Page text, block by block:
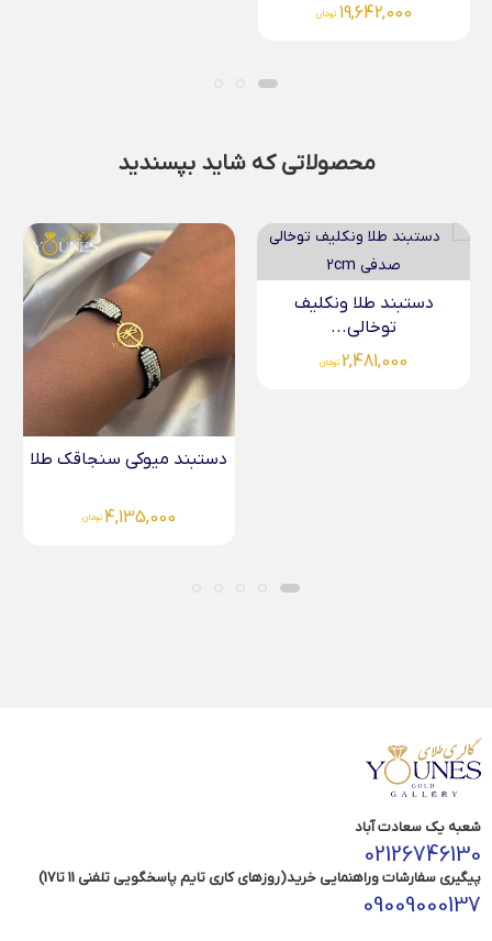
محصولاتی که شاید بپسندید
دستبند میوکی سفید آبی...
5,892,000
شعبه یک سعادت آباد
02126746130
پیگیری سفارشات وراهنمایی خرید(روزهای کاری تایم پاسخگویی تلفنی 11 تا17)
09009000137